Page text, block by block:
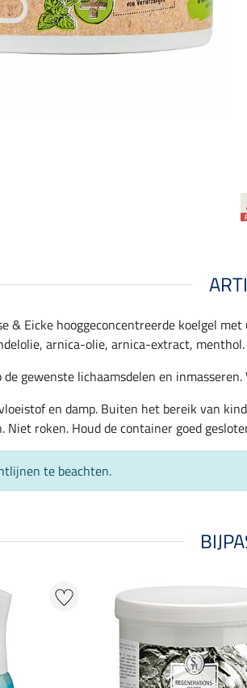
& Eicke hooggeconcentreerde koelgel
arnica-olie, arnica-extract,
de gewenste lichaamsdelen en
en damp. Buiten het bereik van
Niet roken. Houd de container goed
te beachten.